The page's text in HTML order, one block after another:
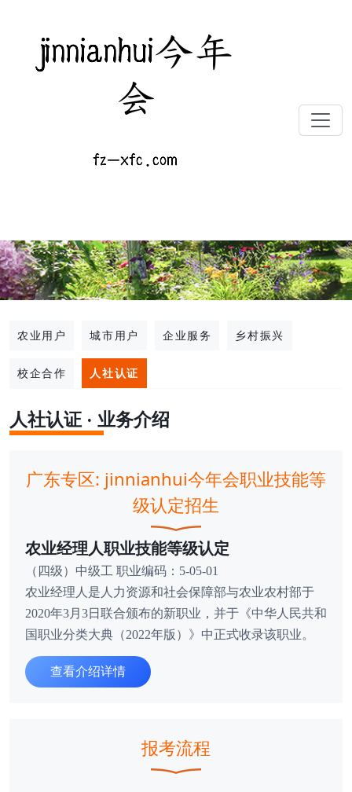
农业用户 城市用户 企业服务 乡村振兴
校企合作 人社认证
人社认证 · 业务介绍
广东专区: jinnianhui今年会职业技能等
级认定招生
农业经理人职业技能等级认定
（四级）中级工 职业编码：5-05-01
农业经理人是人力资源和社会保障部与农业农村部于
2020年3月3日联合颁布的新职业，并于《中华人民共和
国职业分类大典（2022年版）》中正式收录该职业。
查看介绍详情
报考流程